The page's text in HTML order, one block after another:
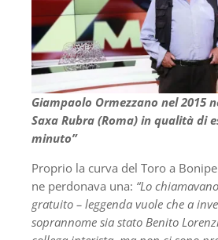
Giampaolo Ormezzano nel 2015
Saxa Rubra (Roma) in qualità di
minuto”
Proprio la curva del Toro a
ne perdonava una: “Lo
gratuito – leggenda vuole che a
soprannome sia stato Benito